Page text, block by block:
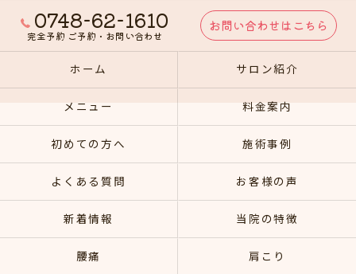
0748-62-1610
完全予約 ご予約・お問い合わせ
お問い合わせはこちら
ホーム サロン紹介
メニュー 料金案内
初めての方へ 施術事例
よくある質問 お客様の声
新着情報 当院の特徴
腰痛 肩こり